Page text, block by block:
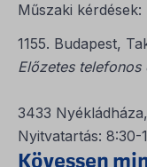
Műszaki
1155. Budapest,
Előzetes telefonos
3433
Nyitvatartás: 8:30-